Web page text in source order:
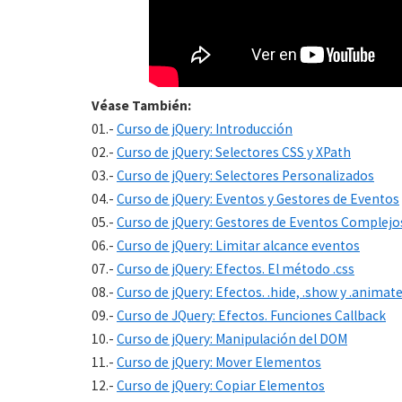
Véase También:
01.- Curso de jQuery: Introducción
02.- Curso de jQuery: Selectores CSS y XPath
03.- Curso de jQuery: Selectores Personalizados
04.- Curso de jQuery: Eventos y Gestores de Eventos
05.- Curso de jQuery: Gestores de Eventos
06.- Curso de jQuery: Limitar alcance eventos
07.- Curso de jQuery: Efectos. El método .css
08.- Curso de jQuery: Efectos. .hide, .show y .animate
09.- Curso de JQuery: Efectos. Funciones Callback
10.- Curso de jQuery: Manipulación del DOM
11.- Curso de jQuery: Mover Elementos
12.- Curso de jQuery: Copiar Elementos